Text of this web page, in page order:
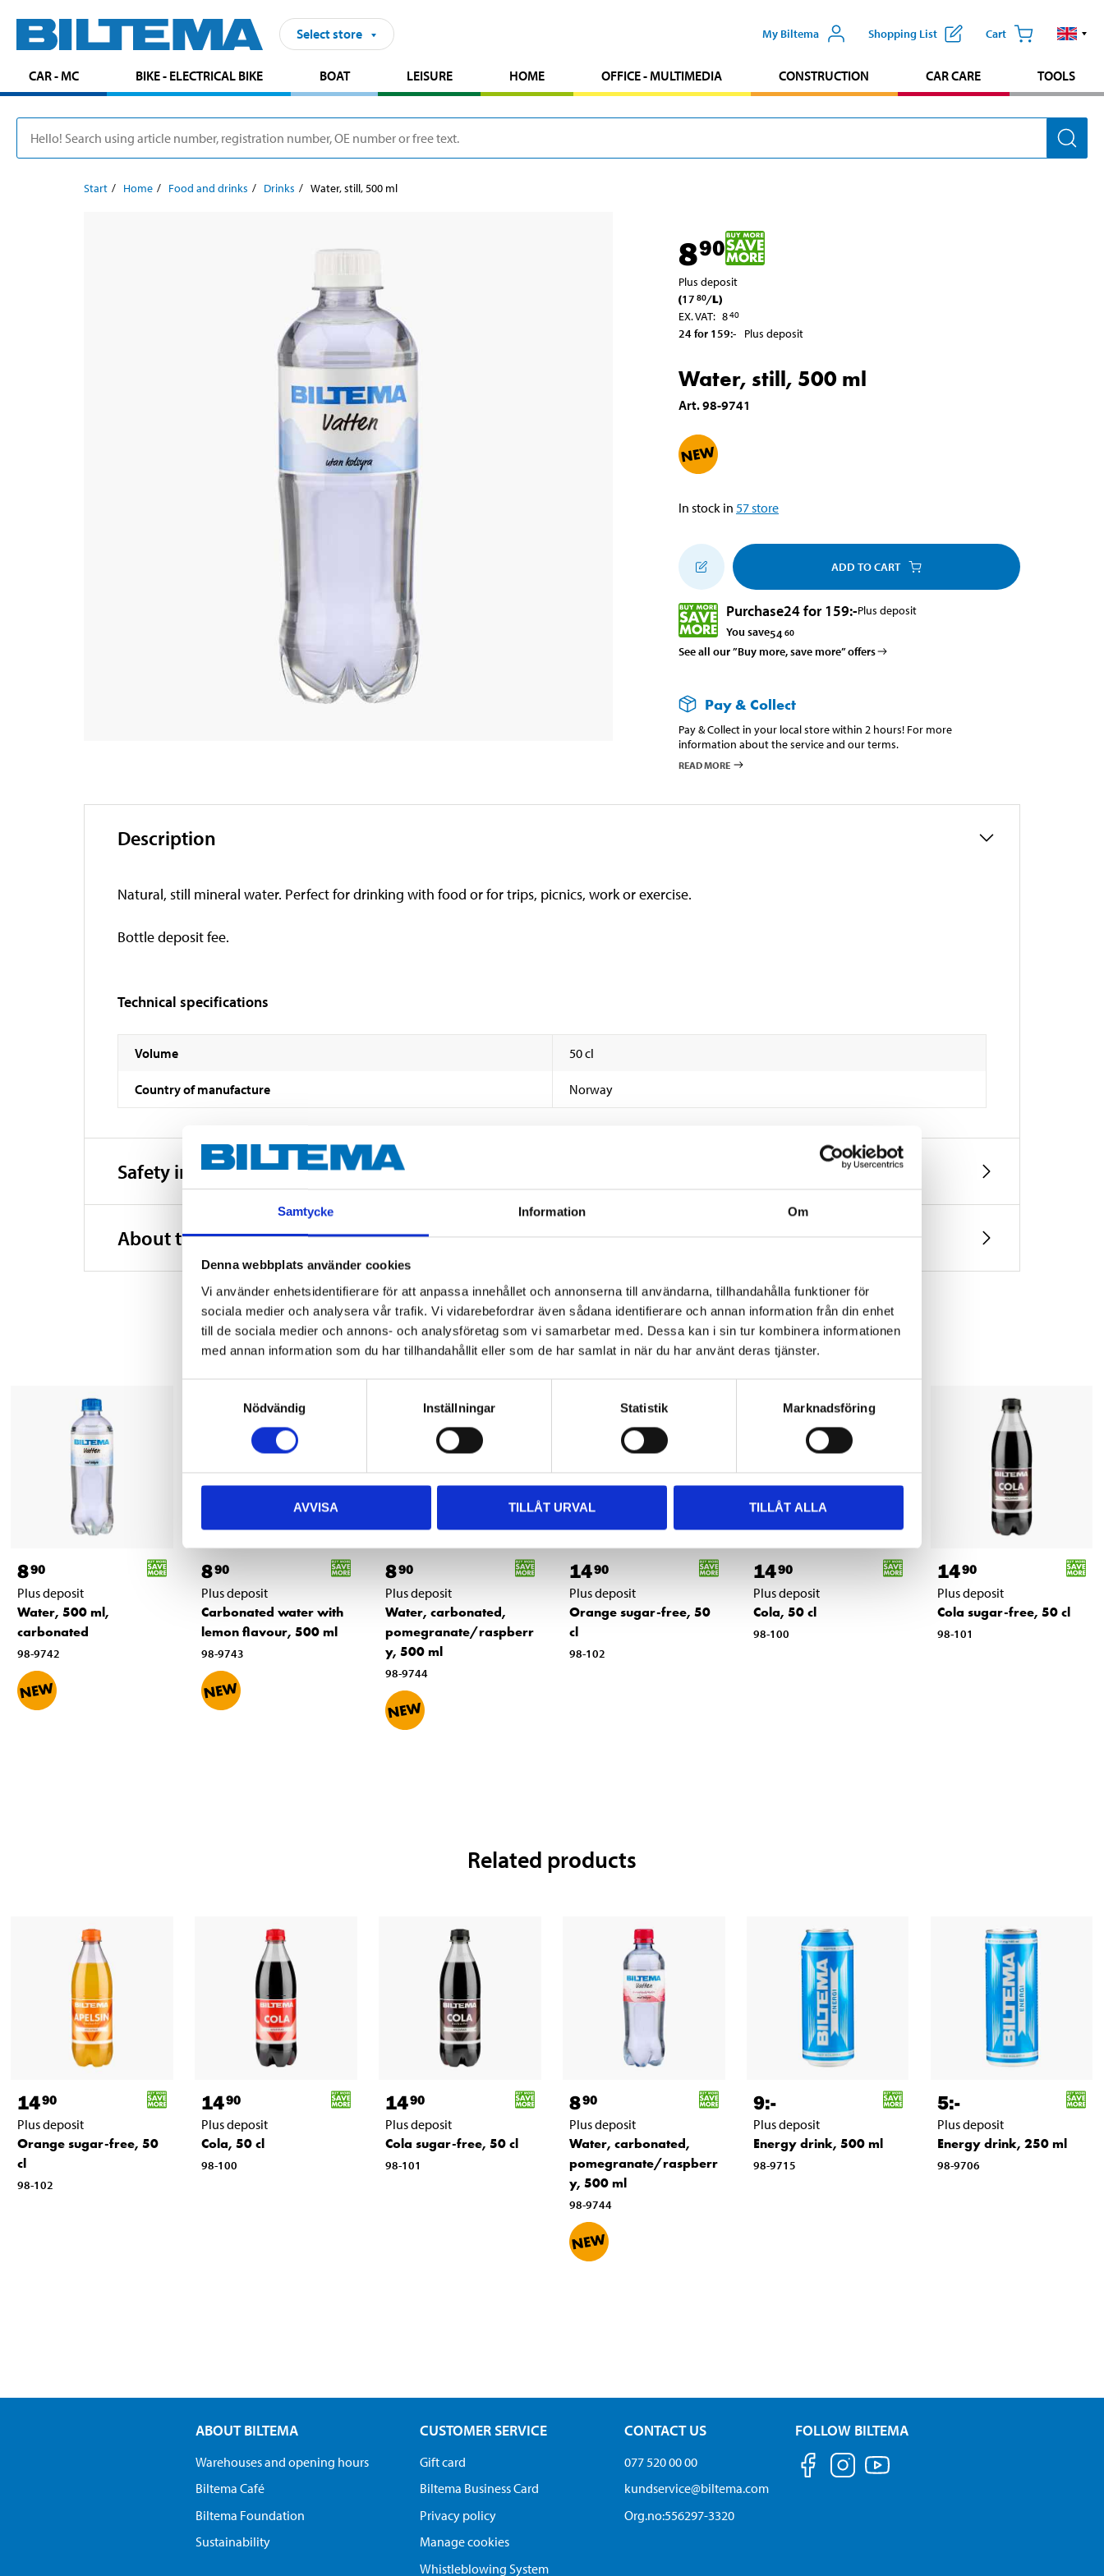
Samtycke Information Om
Denna webbplats använder cookies
Vi använder enhetsidentifierare för att anpassa innehållet och annonserna till användarna, tillhandahålla funktioner för
sociala medier och analysera vår trafik. Vi vidarebefordrar även sådana identifierare och annan information från din enhet
till de sociala medier och annons- och analysföretag som vi samarbetar med. Dessa kan i sin tur kombinera informationen
med annan information som du har tillhandahållit eller som de har samlat in när du har använt deras tjänster.
Nödvändig
Inställningar Statistik Marknadsföring
AVVISA TILLÅT URVAL TILLÅT ALLA
Select store My Biltema Shopping List Cart
CAR - MC BIKE - ELECTRICAL BIKE BOAT LEISURE HOME OFFICE - MULTIMEDIA CONSTRUCTION CAR CARE TOOLS
Start Home Food and drinks Drinks Water, still, 500 ml
890
Plus deposit
(17 80/L)
EX. VAT: 840
24 for 159:- Plus deposit
Water, still, 500 ml
Art.98-9741
In stock in 57store
ADD TO CART
Purchase24 for 159:-Plus deposit
You save5460
See all our ”Buy more, save more” offers
Pay & Collect
Pay & Collect in your local store within 2 hours! For more
information about the service and our terms.
READ MORE
Description
Natural, still mineral water. Perfect for drinking with food or for trips, picnics, work or exercise.
Bottle deposit fee.
Technical specifications
Volume 50 cl
Country of manufacture Norway
Safety instructions and other information
About the manufacturer
Other customers also bought
890
Plus deposit
Water, 500 ml,
carbonated
98-9742
890
Plus deposit
Carbonated water with
lemon flavour, 500 ml
98-9743
890
Plus deposit
Water, carbonated,
pomegranate/raspberr
y, 500 ml
98-9744
1490
Plus deposit
Orange sugar-free, 50
cl
98-102
1490
Plus deposit
Cola, 50 cl
98-100
1490
Plus deposit
Cola sugar-free, 50 cl
98-101
Related products
1490
Plus deposit
Orange sugar-free, 50
cl
98-102
1490
Plus deposit
Cola, 50 cl
98-100
1490
Plus deposit
Cola sugar-free, 50 cl
98-101
890
Plus deposit
Water, carbonated,
pomegranate/raspberr
y, 500 ml
98-9744
9:-
Plus deposit
Energy drink, 500 ml
98-9715
5:-
Plus deposit
Energy drink, 250 ml
98-9706
ABOUT BILTEMA
Warehouses and opening hours
Biltema Café
Biltema Foundation
Sustainability
CUSTOMER SERVICE
Gift card
Biltema Business Card
Privacy policy
Manage cookies
Whistleblowing System
CONTACT US
077 520 00 00
kundservice@biltema.com
Org.no:556297-3320
FOLLOW BILTEMA